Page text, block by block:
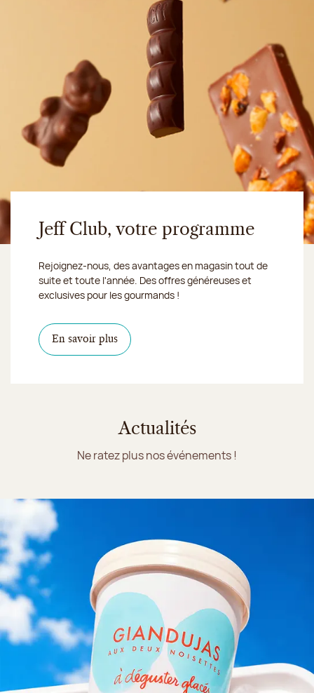
Jeff Club, votre programme
Rejoignez-nous, des avantages en magasin tout de
suite et toute l'année. Des offres généreuses et
exclusives pour les gourmands !
En savoir plus
Actualités
Ne ratez plus nos événements !